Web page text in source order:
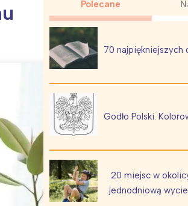
Polecane
70
Godło Polski.
20 miejsc w
jednodniową